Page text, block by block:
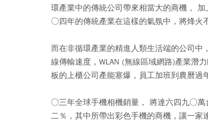
環產業中的傳統公司帶來相當大的商機，
○四年的傳統產業在這樣的氣氛中，將烽火
而在非循環產業的精進人類生活端的公司
線傳輸速度，WLAN (無線區域網路)產業潛
板的上櫃公司產能塞爆，員工加班到農曆過
○三年全球手機相機銷量， 將達六四九○
二％，其中所帶出彩色手機的商機，讓一家